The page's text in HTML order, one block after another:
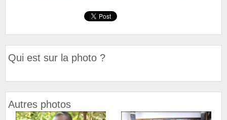
Qui est sur la photo ?
Autres photos